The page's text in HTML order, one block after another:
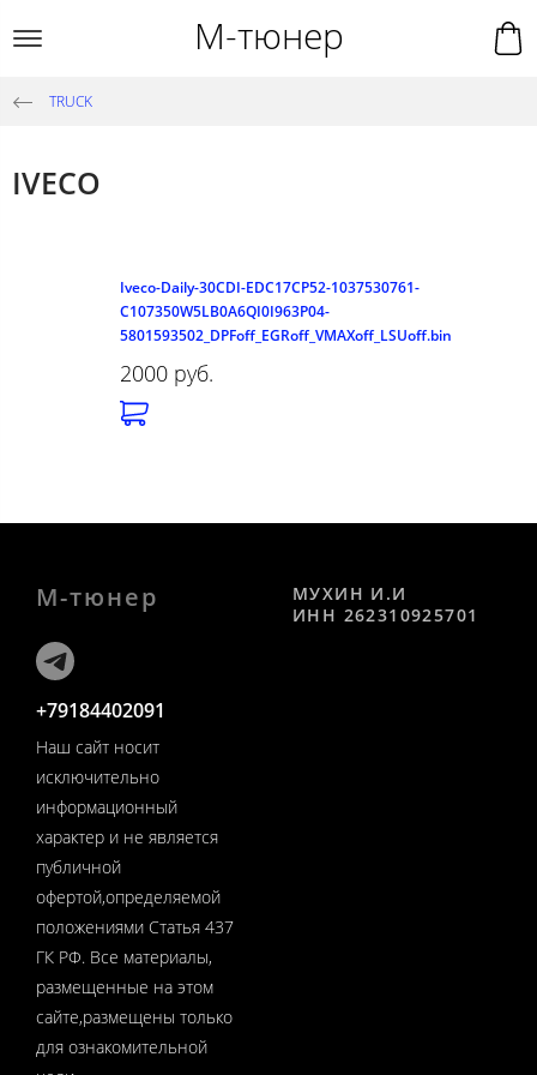
М-тюнер
TRUCK
IVECO
Iveco-Daily-30CDI-EDC17CP52-1037530761-
C107350W5LB0A6QI0I963P04-
5801593502_DPFoff_EGRoff_VMAXoff_LSUoff.bin
2000 руб.
М-тюнер
+79184402091
Наш сайт носит
исключительно
информационный
характер и не является
публичной
офертой,определяемой
положениями Статья 437
ГК РФ. Все материалы,
размещенные на этом
сайте,размещены только
для ознакомительной
МУХИН И.И
ИНН 262310925701